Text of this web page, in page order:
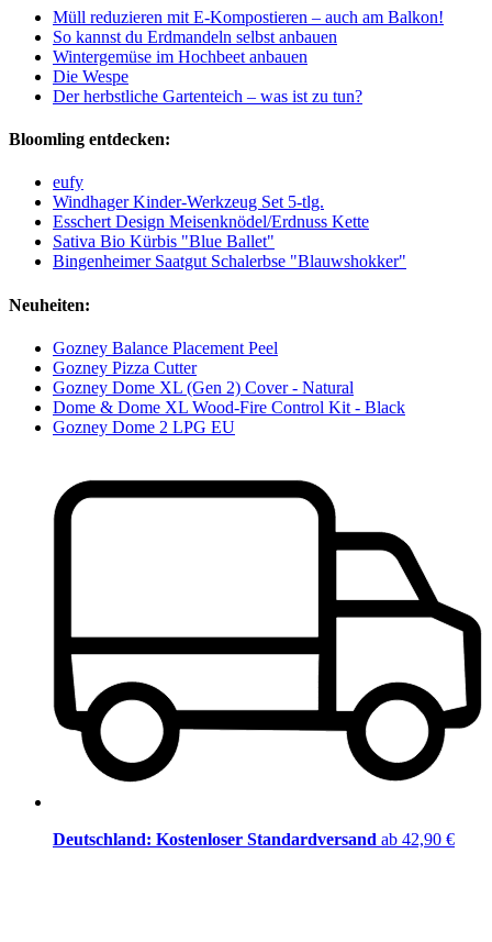
Müll reduzieren mit E-Kompostieren – auch am Balkon!
So kannst du Erdmandeln selbst anbauen
Wintergemüse im Hochbeet anbauen
Die Wespe
Der herbstliche Gartenteich – was ist zu tun?
Bloomling entdecken:
eufy
Windhager Kinder-Werkzeug Set 5-tlg.
Esschert Design Meisenknödel/Erdnuss Kette
Sativa Bio Kürbis "Blue Ballet"
Bingenheimer Saatgut Schalerbse "Blauwshokker"
Neuheiten:
Gozney Balance Placement Peel
Gozney Pizza Cutter
Gozney Dome XL (Gen 2) Cover - Natural
Dome & Dome XL Wood-Fire Control Kit - Black
Gozney Dome 2 LPG EU
Deutschland: Kostenloser Standardversand ab 42,90 €